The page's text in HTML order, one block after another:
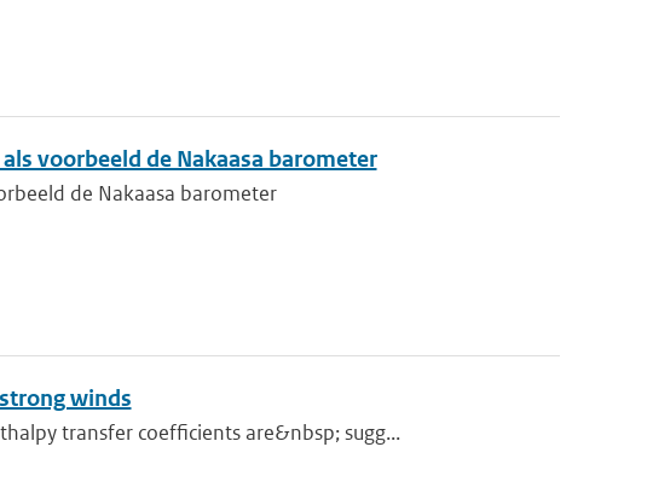
voorbeeld de Nakaasa barometer
de Nakaasa barometer
winds
transfer coefficients are&nbsp; sugg...